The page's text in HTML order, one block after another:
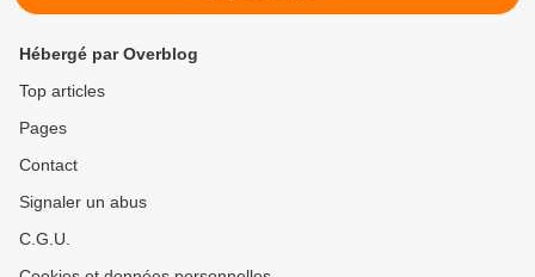
Hébergé par Overblog
Top articles
Pages
Contact
Signaler un abus
C.G.U.